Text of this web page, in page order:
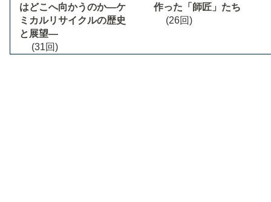
はどこへ向かうのか―ケ
ミカルリサイクルの歴史
と展望―
(31回)
作った「師匠」たち
(26回)